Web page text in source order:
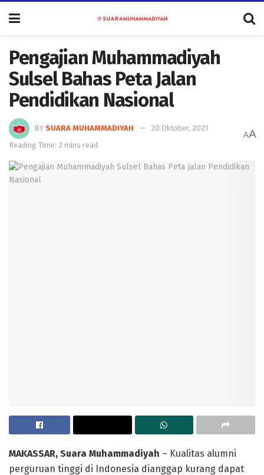
Pengajian Muhammadiyah
Sulsel Bahas Peta Jalan
Pendidikan Nasional
BY SUARA MUHAMMADIYAH
20 Oktober, 2021
Reading Time: 2 mins read
AA
MAKASSAR, Suara Muhammadiyah – Kualitas alumni
perguruan tinggi di Indonesia dianggap kurang dapat